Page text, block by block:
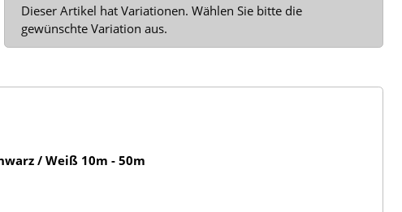
x
Dieser Artikel hat Variationen. Wählen Sie bitte die
gewünschte Variation aus.
/ Weiß 10m - 50m